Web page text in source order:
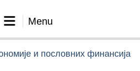
Menu
и пословних финансија